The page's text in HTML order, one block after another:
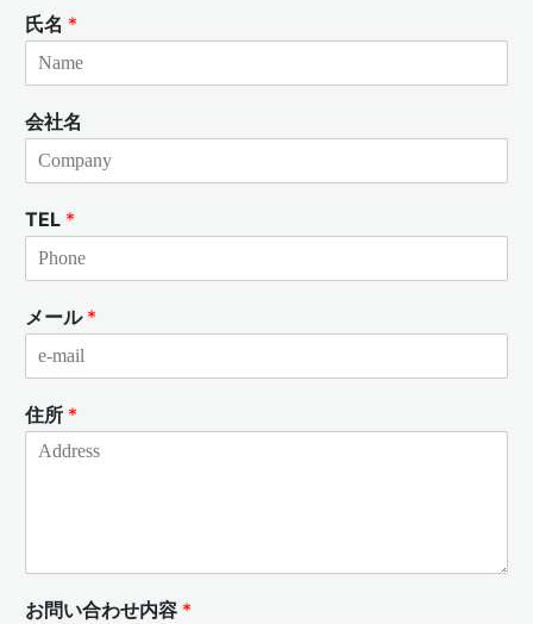
氏名 *
会社名
TEL *
メール *
住所 *
お問い合わせ内容 *